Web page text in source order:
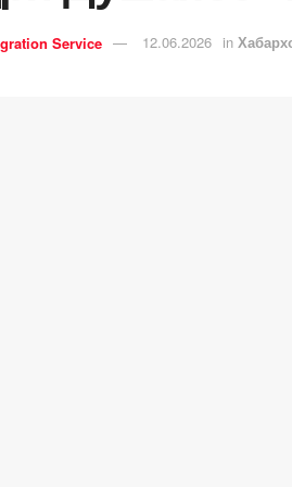
Service 12.06.2026 in